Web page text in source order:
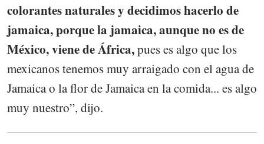
colorantes naturales y decidimos hacerlo de
jamaica, porque la jamaica, aunque no es de
México, viene de África,pues es algo que los
mexicanos tenemos muy arraigado con el agua de
Jamaica o la flor de Jamaica en la comida... es algo
muy nuestro”, dijo.